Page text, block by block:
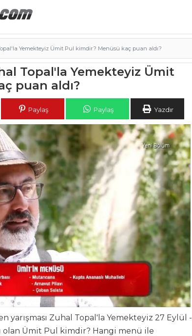
Yemekteyiz Ümit Pul kimdir? Menüsü kaç puan aldı?
Topal'la Yemekteyiz Ümit
puan aldı?
Paylaş Paylaş Yazdır
yarışması Zuhal Topal'la Yemekteyiz 27 Eylül -
olan Ümit Pul kimdir? Hangi menü ile